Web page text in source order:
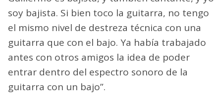
soy bajista. Si bien toco la guitarra, no tengo
el mismo nivel de destreza técnica con una
guitarra que con el bajo. Ya había trabajado
antes con otros amigos la idea de poder
entrar dentro del espectro sonoro de la
guitarra con un bajo”.